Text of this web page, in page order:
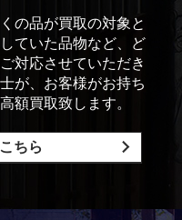
の品が買取の対象と
ていた品物など、ど
対応させていただき
が、お客様がお持ち
額買取致します。
ちら